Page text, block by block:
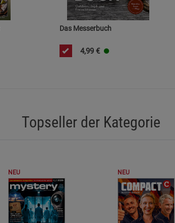
Das Messerbuch
4,99 €
Topseller der Kategorie
NEU NEU
Cookie-Informationenanzeigen
Datenschutzerklärung